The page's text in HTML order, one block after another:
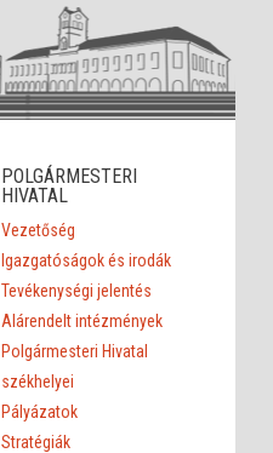
POLGÁRMESTERI
HIVATAL
Vezetőség
Igazgatóságok és irodák
Tevékenységi jelentés
Alárendelt intézmények
Polgármesteri Hivatal
székhelyei
Pályázatok
Stratégiák